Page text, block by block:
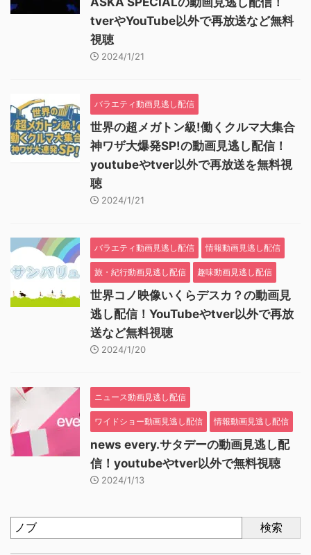
tverやYouTube以外で再放送など無料
視聴
2024/1/21
バラエティ動画見逃し配信
世界の超メガトン級!働くクルマ大集合
神ワザ大爆発SP!の動画見逃し配信！
youtubeやtver以外で再放送を無料視
聴
2024/1/21
バラエティ動画見逃し配信 情報動画見逃し配信
旅・紀行動画見逃し配信 趣味動画見逃し配信
世界コノ映像いくらデスカ？の動画見
逃し配信！YouTubeやtver以外で再放
送など無料視聴
2024/1/20
ニュース動画見逃し配信
ワイドショー動画見逃し配信 情報動画見逃し配信
news every.サタデーの動画見逃し配
信！youtubeやtver以外で無料視聴
2024/1/13
検索